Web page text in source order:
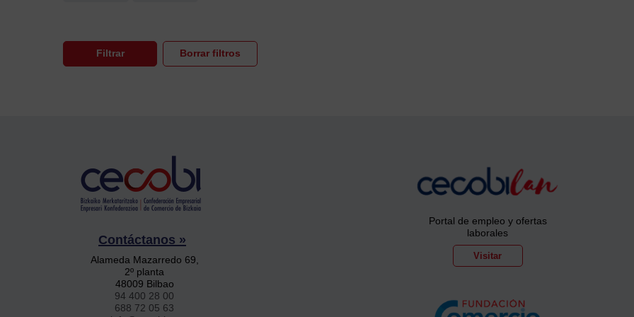
Contáctanos »
Alameda Mazarredo 69,
2º planta
48009 Bilbao
94 400 28 00
688 72 05 63
Portal de empleo y ofertas
laborales
Visitar